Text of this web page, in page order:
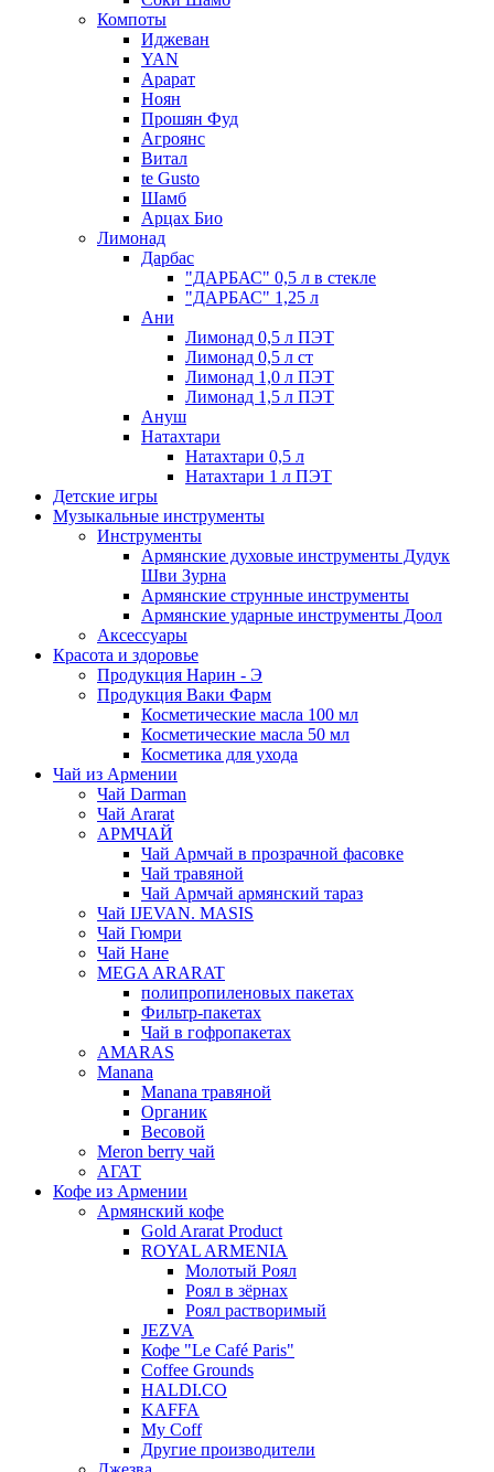
Компоты
Иджеван
YAN
Арарат
Ноян
Прошян Фуд
Агроянс
Витал
te Gusto
Шамб
Арцах Био
Лимонад
Дарбас
"ДАРБАС" 0,5 л в стекле
"ДАРБАС" 1,25 л
Ани
Лимонад 0,5 л ПЭТ
Лимонад 0,5 л ст
Лимонад 1,0 л ПЭТ
Лимонад 1,5 л ПЭТ
Ануш
Натахтари
Натахтари 0,5 л
Натахтари 1 л ПЭТ
Детские игры
Музыкальные инструменты
Инструменты
Армянские духовые инструменты Дудук
Шви Зурна
Армянские струнные инструменты
Армянские ударные инструменты Доол
Аксессуары
Красота и здоровье
Продукция Нарин - Э
Продукция Ваки Фарм
Косметические масла 100 мл
Косметические масла 50 мл
Косметика для ухода
Чай из Армении
Чай Darman
Чай Ararat
АРМЧАЙ
Чай Армчай в прозрачной фасовке
Чай травяной
Чай Армчай армянский тараз
Чай IJEVAN. MASIS
Чай Гюмри
Чай Нане
MEGA ARARAT
полипропиленовых пакетах
Фильтр-пакетах
Чай в гофропакетах
AMARAS
Manana
Manana травяной
Органик
Весовой
Meron berry чай
АГАТ
Кофе из Армении
Армянский кофе
Gold Ararat Product
ROYAL ARMENIA
Молотый Роял
Роял в зёрнах
Роял растворимый
JEZVA
Кофе "Le Café Paris"
Coffee Grounds
HALDI.CO
KAFFA
My Coff
Другие производители